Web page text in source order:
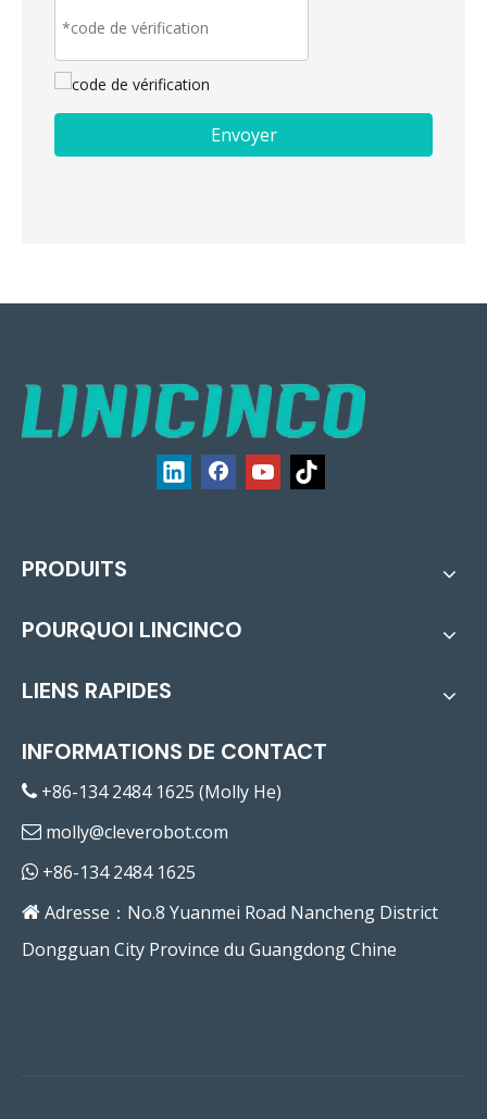
Envoyer
PRODUITS
POURQUOI LINCINCO
LIENS RAPIDES
INFORMATIONS DE CONTACT
 +86-134 2484 1625 (Molly He)
 molly@cleverobot.com
 +86-134 2484 1625
 Adresse：No.8 Yuanmei Road Nancheng District
Dongguan City Province du Guangdong Chine